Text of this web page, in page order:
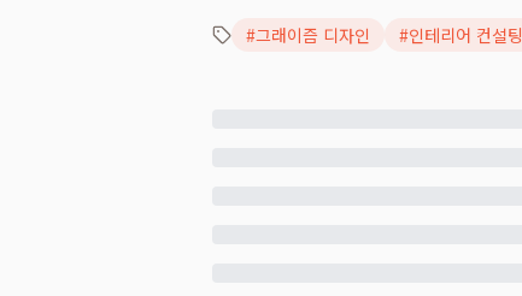
#그래이즘 디자인 #인테리어 컨설팅